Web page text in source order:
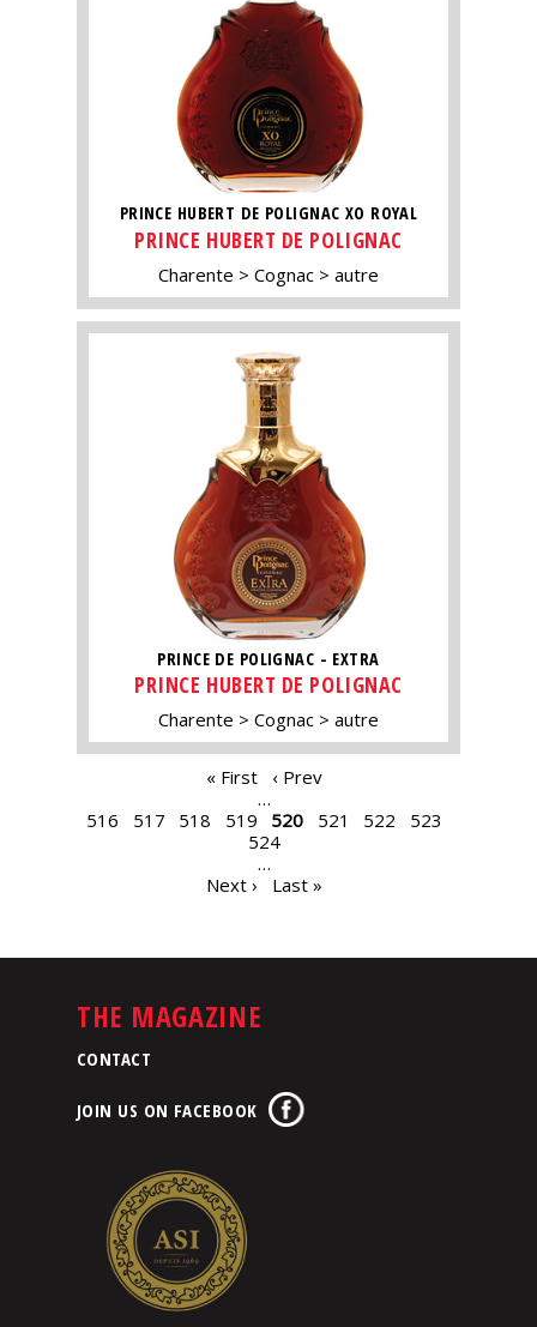
PRINCE HUBERT DE POLIGNAC XO ROYAL
PRINCE HUBERT DE POLIGNAC
Charente Cognac autre
PRINCE DE POLIGNAC - EXTRA
PRINCE HUBERT DE POLIGNAC
Charente Cognac autre
« First
‹ Prev
…
516
517 518 519 520 521 522
523
524
…
Next ›
Last »
THE MAGAZINE
CONTACT
JOIN US ON FACEBOOK